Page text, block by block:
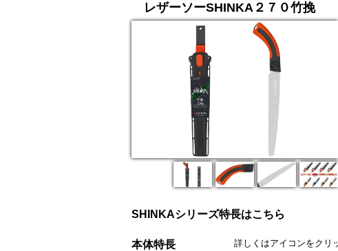
レザーソーSHINKA２７０竹挽
SHINKAシリーズ特長はこちら
本体特長 詳しくはアイコンをクリ